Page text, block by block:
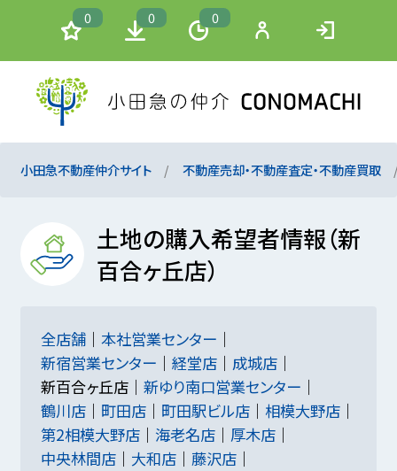
0 0 0
小田急不動産仲介サイト 不動産売却・不動産査定・不動産買取
土地の購入希望者情報（新
百合ヶ丘店）
全店舗
本社営業センター
新宿営業センター
経堂店
成城店
新百合ヶ丘店
新ゆり南口営業センター
鶴川店
町田店 町田駅ビル店
相模大野店
第2相模大野店
海老名店
厚木店
中央林間店
大和店 藤沢店